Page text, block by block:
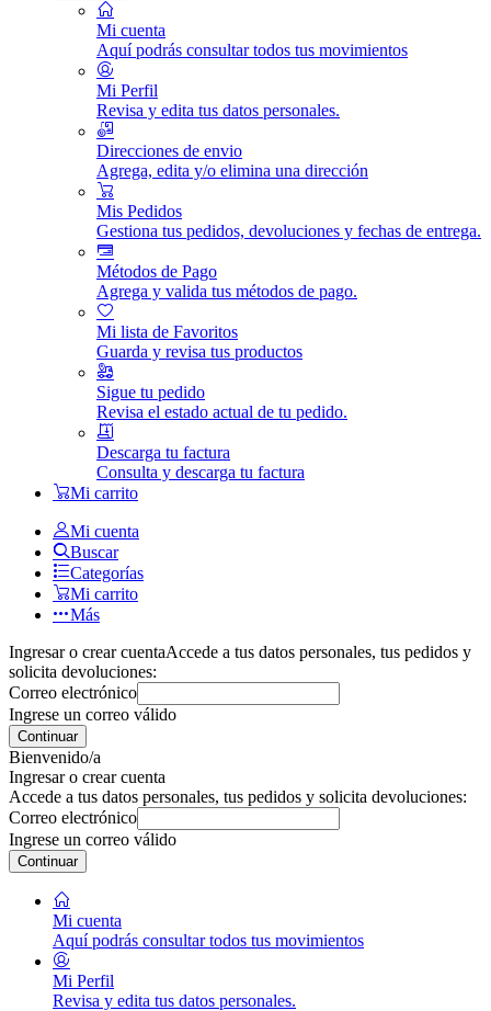
Mi cuenta
Aquí podrás consultar todos tus movimientos
Mi Perfil
Revisa y edita tus datos personales.
Direcciones de envio
Agrega, edita y/o elimina una dirección
Mis Pedidos
Gestiona tus pedidos, devoluciones y fechas de entrega.
Métodos de Pago
Agrega y valida tus métodos de pago.
Mi lista de Favoritos
Guarda y revisa tus productos
Sigue tu pedido
Revisa el estado actual de tu pedido.
Descarga tu factura
Consulta y descarga tu factura
Mi carrito
Mi cuenta
Buscar
Categorías
Mi carrito
Más
Ingresar o crear cuentaAccede a tus datos personales, tus pedidos y
solicita devoluciones:
Correo electrónico
Ingrese un correo válido
Continuar
Bienvenido/a
Ingresar o crear cuenta
Accede a tus datos personales, tus pedidos y solicita devoluciones:
Correo electrónico
Ingrese un correo válido
Continuar
Mi cuenta
Aquí podrás consultar todos tus movimientos
Mi Perfil
Revisa y edita tus datos personales.